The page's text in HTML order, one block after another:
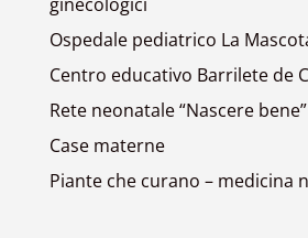
Ospedale pediatrico La
Centro educativo Barrilete de
Rete neonatale “Nascere bene”
Case materne
Piante che curano – medicina